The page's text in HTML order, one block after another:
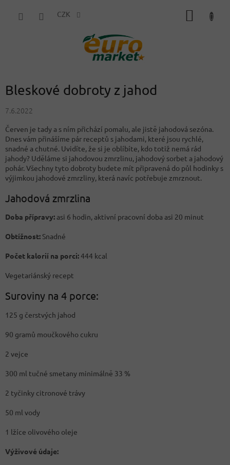
CZK
Bleskové dobroty z jahod
7.6.2022
Červen je tady a s ním přichází pomalu, ale jistě jahodová sezóna.
Dnes vám přinášíme pár receptů s jahodami, které jsou rychlé,
snadné a chutné. Uvidíte, že si je oblíbíte, kdo totiž nemá rád
jahody? Uděláme si jahodovou zmrzlinu, jahodový sorbet a jahodový
pohár. Všechny tyto dobroty budete mít připravená do půl hodinky s
výjimkou jahodové zmrzliny, která navíc potřebuje zmrznout.
Jahodová zmrzlina
Doba přípravy: asi 6 hodin, aktivní pracovní doba asi 20 minut
Obtížnost: Snadné
Počet kalorií na porci:444 kcal
Vegetariánský recept
Suroviny na 4 porce:
125 g čerstvých jahod
90 gramů moučkového cukru
2 vejce
300 ml tučné smetany minimálně 33 %
2 tyčinky citronové trávy
50 ml vody
1 lžíce olivového oleje
Výživové údaje: